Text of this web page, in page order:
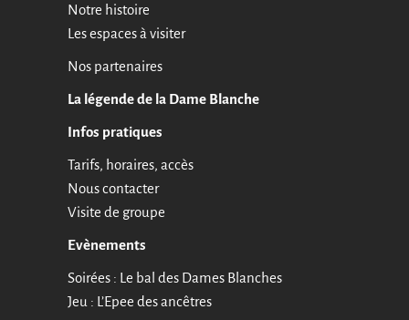
Notre histoire
Les espaces à visiter
Nos partenaires
La légende de la Dame Blanche
Infos pratiques
Tarifs, horaires, accès
Nous contacter
Visite de groupe
Evènements
Soirées : Le bal des Dames Blanches
Jeu : L’Epee des ancêtres